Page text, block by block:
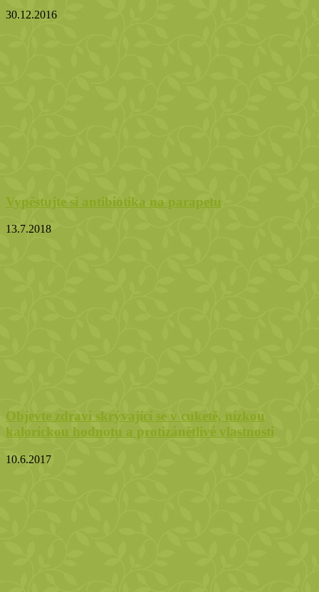
30.12.2016
Vypěstujte si antibiotika na parapetu
13.7.2018
Objevte zdraví skrývající se v cuketě, nízkou
kalorickou hodnotu a protizánětlivé vlastnosti
10.6.2017